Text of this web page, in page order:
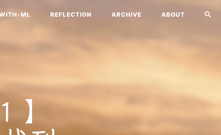
ML REFLECTION ARCHIVE ABOUT
】